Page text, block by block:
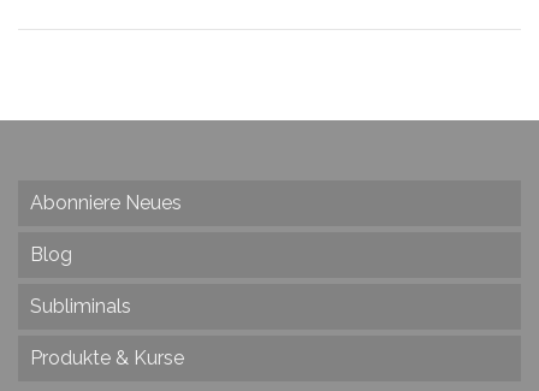
Abonniere Neues
Blog
Subliminals
Produkte & Kurse